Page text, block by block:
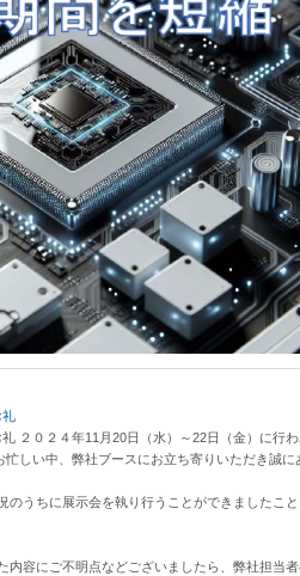
礼
礼 ２０２４年11月20日（水）～22日（金）に行
忙しい中、弊社ブースにお立ち寄りいただき誠に
のうちに展示会を執り行うことができましたこ
内容にご不明点などございましたら、弊社担当